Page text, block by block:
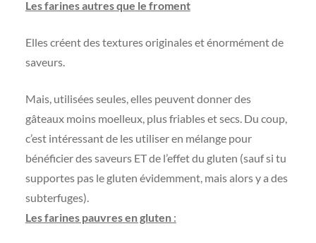
Les farines autres que le froment
Elles créent des textures originales et énormément de
saveurs.
Mais, utilisées seules, elles peuvent donner des
gâteaux moins moelleux, plus friables et secs. Du coup,
c’est intéressant de les utiliser en mélange pour
bénéficier des saveurs ET de l’effet du gluten (sauf si tu
supportes pas le gluten évidemment, mais alors y a des
subterfuges).
Les farines pauvres en gluten: